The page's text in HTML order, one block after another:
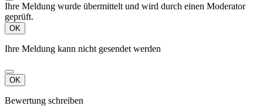
Ihre Meldung wurde übermittelt und wird durch einen Moderator
geprüft.
OK
Ihre Meldung kann nicht gesendet werden
OK
Bewertung schreiben